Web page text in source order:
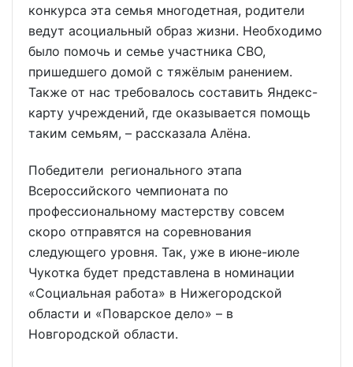
конкурса эта семья многодетная, родители
ведут асоциальный образ жизни. Необходимо
было помочь и семье участника СВО,
пришедшего домой с тяжёлым ранением.
Также от нас требовалось составить Яндекс-
карту учреждений, где оказывается помощь
таким семьям, – рассказала Алёна.
Победители регионального этапа
Всероссийского чемпионата по
профессиональному мастерству совсем
скоро отправятся на соревнования
следующего уровня. Так, уже в июне-июле
Чукотка будет представлена в номинации
«Социальная работа» в Нижегородской
области и «Поварское дело» – в
Новгородской области.